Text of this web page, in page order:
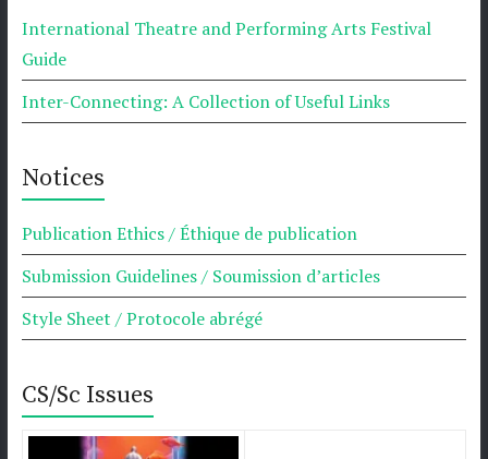
International Theatre and Performing Arts Festival
Guide
Inter-Connecting: A Collection of Useful Links
Notices
Publication Ethics / Éthique de publication
Submission Guidelines / Soumission d’articles
Style Sheet / Protocole abrégé
CS/Sc Issues